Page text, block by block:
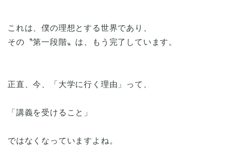
これは、僕の理想とする世界であり、
その〝第一段階〟は、もう完了しています。
正直、今、「大学に行く理由」って、
「講義を受けること」
ではなくなっていますよね。